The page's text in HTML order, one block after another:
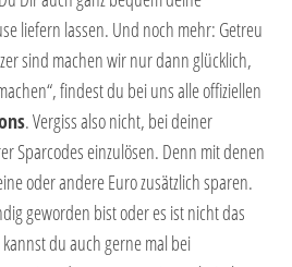
liefern lassen. Und noch mehr: Getreu
sind machen wir nur dann glücklich,
findest du bei uns alle offiziellen
. Vergiss also nicht, bei deiner
Sparcodes einzulösen. Denn mit denen
oder andere Euro zusätzlich sparen.
geworden bist oder es ist nicht das
du auch gerne mal bei